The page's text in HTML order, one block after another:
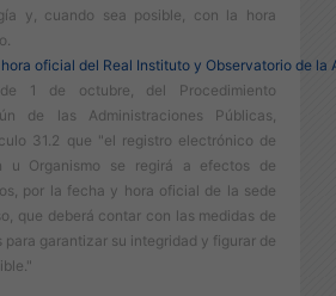
y, cuando sea posible, con la hora
oficial del Real Instituto y Observatorio de la
1 de octubre, del Procedimiento
de las Administraciones Públicas,
31.2 que "el registro electrónico de
u Organismo se regirá a efectos de
por la fecha y hora oficial de la sede
que deberá contar con las medidas de
para garantizar su integridad y figurar de